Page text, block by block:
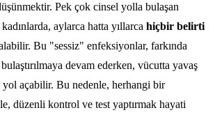
Pek çok cinsel yolla bulaşan
aylarca hatta yıllarca hiçbir belirti
Bu "sessiz" enfeksiyonlar, farkında
devam ederken, vücutta yavaş
yol açabilir. Bu nedenle, herhangi bir
düzenli kontrol ve test yaptırmak hayati